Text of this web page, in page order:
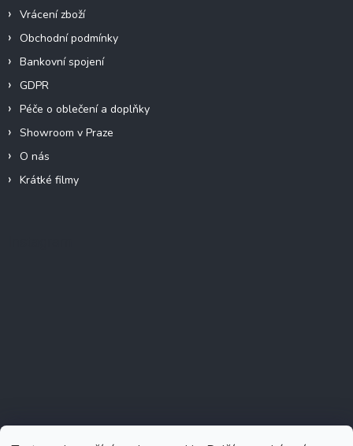
Vrácení zboží
Obchodní podmínky
Bankovní spojení
GDPR
Péče o oblečení a doplňky
Showroom v Praze
O nás
Krátké filmy